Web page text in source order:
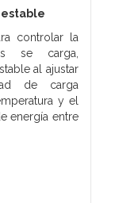
estable
controlar la
se carga,
al ajustar
de carga
y el
energía entre